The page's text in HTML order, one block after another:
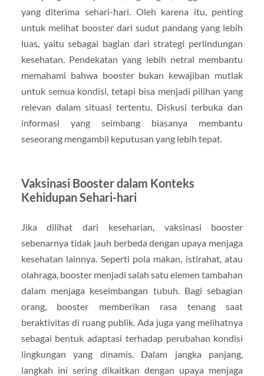
yang diterima sehari-hari. Oleh karena itu, penting
untuk melihat booster dari sudut pandang yang lebih
luas, yaitu sebagai bagian dari strategi perlindungan
kesehatan. Pendekatan yang lebih netral membantu
memahami bahwa booster bukan kewajiban mutlak
untuk semua kondisi, tetapi bisa menjadi pilihan yang
relevan dalam situasi tertentu. Diskusi terbuka dan
informasi yang seimbang biasanya membantu
seseorang mengambil keputusan yang lebih tepat.
Vaksinasi Booster dalam Konteks
Kehidupan Sehari-hari
Jika dilihat dari keseharian, vaksinasi booster
sebenarnya tidak jauh berbeda dengan upaya menjaga
kesehatan lainnya. Seperti pola makan, istirahat, atau
olahraga, booster menjadi salah satu elemen tambahan
dalam menjaga keseimbangan tubuh. Bagi sebagian
orang, booster memberikan rasa tenang saat
beraktivitas di ruang publik. Ada juga yang melihatnya
sebagai bentuk adaptasi terhadap perubahan kondisi
lingkungan yang dinamis. Dalam jangka panjang,
langkah ini sering dikaitkan dengan upaya menjaga